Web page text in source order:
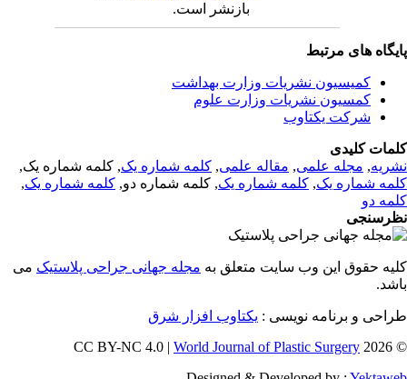
بازنشر است.
های مرتبط
کمیسیون نشریات وزارت بهداشت
کمسیون نشریات وزارت علوم
شرکت یکتاوب
کلیدی
,مجله علمی, مقاله علمی, کلمه شماره یک, کلمه شماره یک,
شماره یک,کلمه شماره یک, کلمه شماره دو,کلمه شماره یک,
دو
حقوق این وب سایت متعلق بهمجله جهانی جراحی پلاستیکمی
و برنامه نویسی : یکتاوب افزار شرق
©
World Journal of Plastic Surgery